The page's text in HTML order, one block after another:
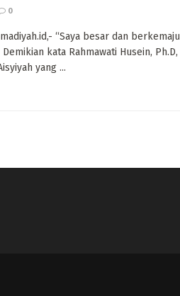
0
“Saya besar dan
kata Rahmawati Husein, Ph.D,
yang ...